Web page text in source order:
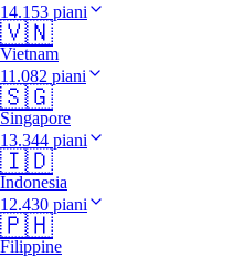
14.153 piani
🇻🇳
Vietnam
11.082 piani
🇸🇬
Singapore
13.344 piani
🇮🇩
Indonesia
12.430 piani
🇵🇭
Filippine